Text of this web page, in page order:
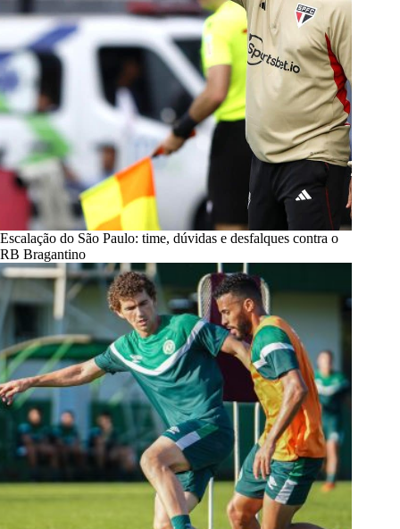
Escalação do São Paulo: time, dúvidas e desfalques contra o
RB Bragantino